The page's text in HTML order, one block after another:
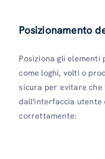
Posizionamento
Posiziona gli elementi
come loghi, volti o
sicura per evitare che
dall'interfaccia utente
correttamente: